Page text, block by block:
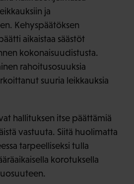
ja
Kehyspäätöksen
aikaistaa säästöt
kokonaisuudistusta.
rahoitusosuuksia
suuria leikkauksia
hallituksen itse päättämiä
vastuuta. Siitä huolimatta
tarpeelliseksi tulla
korotuksella